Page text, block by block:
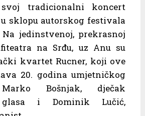
tradicionalni koncert
sklopu autorskog festivala
jedinstvenoj, prekrasnoj
na Srđu, uz Anu su
kvartet Rucner, koji ove
20. godina umjetničkog
Bošnjak, dječak
glasa i Dominik Lučić,